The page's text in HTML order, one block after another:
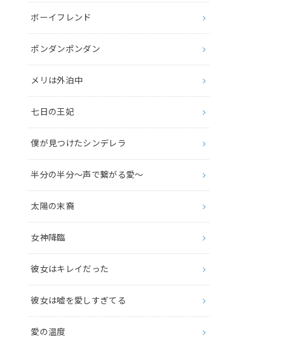
ボーイフレンド
ポンダンポンダン
メリは外泊中
七日の王妃
僕が見つけたシンデレラ
半分の半分～声で繋がる愛～
太陽の末裔
女神降臨
彼女はキレイだった
彼女は嘘を愛しすぎてる
愛の温度